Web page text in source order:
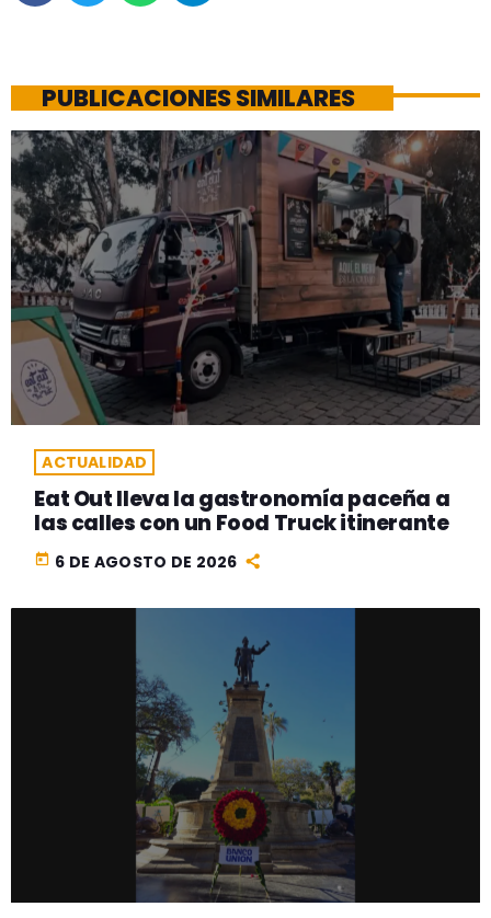
PUBLICACIONES SIMILARES
ACTUALIDAD
Eat Out lleva la gastronomía paceña a
las calles con un Food Truck itinerante
today 6 DE AGOSTO DE 2026